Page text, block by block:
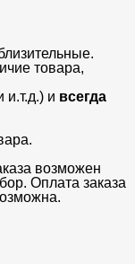
товара,
и.т.д.) и всегда
возможен
Оплата заказа